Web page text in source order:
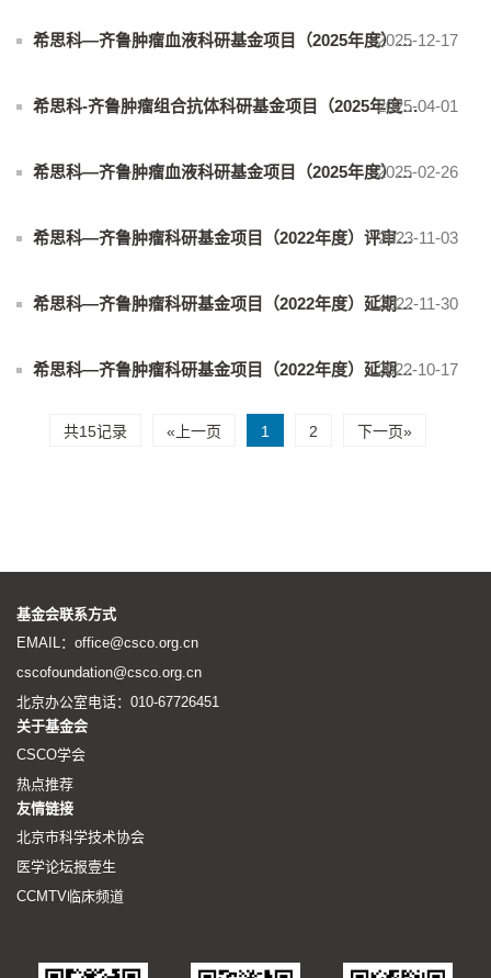
2025-12-17
希思科—齐鲁肿瘤血液科研基金项目（2025年度）评审结果公告
2025-04-01
希思科-齐鲁肿瘤组合抗体科研基金项目（2025年度）公告
2025-02-26
希思科—齐鲁肿瘤血液科研基金项目（2025年度）公告
2023-11-03
希思科—齐鲁肿瘤科研基金项目（2022年度）评审结果公告
2022-11-30
希思科—齐鲁肿瘤科研基金项目（2022年度）延期公告
2022-10-17
希思科—齐鲁肿瘤科研基金项目（2022年度）延期公告
共15记录 «上一页 1 2 下一页»
基金会联系方式
EMAIL：office@csco.org.cn
cscofoundation@csco.org.cn
北京办公室电话：010-67726451
关于基金会
CSCO学会
热点推荐
友情链接
北京市科学技术协会
医学论坛报壹生
CCMTV临床频道